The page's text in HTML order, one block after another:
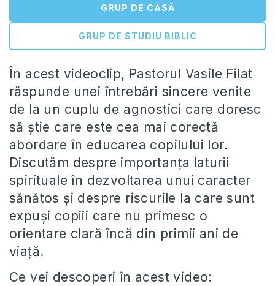
GRUP DE CASĂ
GRUP DE STUDIU BIBLIC
În acest videoclip, Pastorul Vasile Filat
răspunde unei întrebări sincere venite
de la un cuplu de agnostici care doresc
să știe care este cea mai corectă
abordare în educarea copilului lor.
Discutăm despre importanța laturii
spirituale în dezvoltarea unui caracter
sănătos și despre riscurile la care sunt
expuși copiii care nu primesc o
orientare clară încă din primii ani de
viață.
Ce vei descoperi în acest video: